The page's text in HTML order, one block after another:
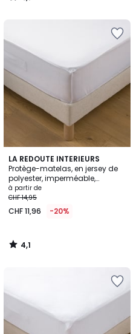
LA REDOUTE INTERIEURS
Protège-matelas, en jersey de
polyester, imperméable,
hauteur maxi 20 cm
à partir de
CHF 14,95
CHF 11,96 -20%
4,1
/ 5
4,1
/